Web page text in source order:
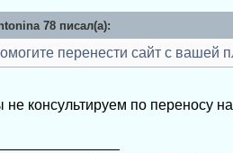
78 писал(а):
перенести сайт с
не консультируем по переносу